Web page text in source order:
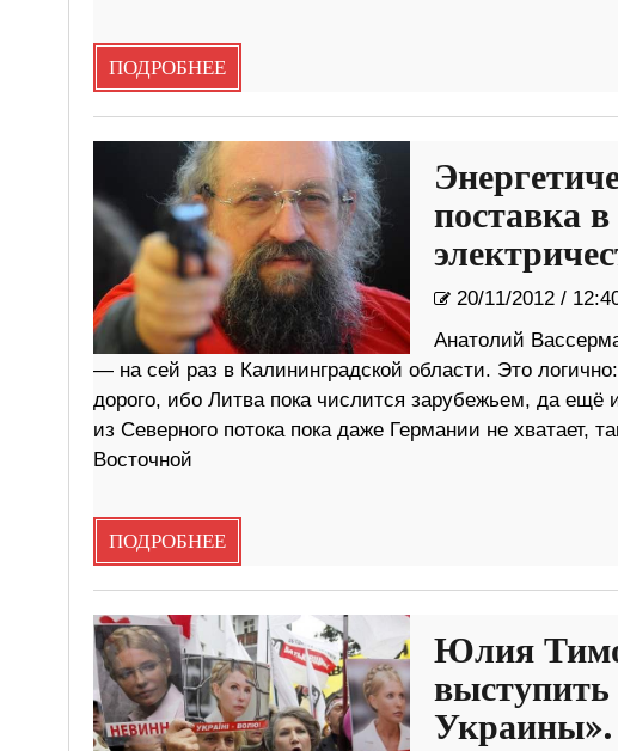
ПОДРОБНЕЕ
поставка
20/11/2012/
Анатолий
— на сей раз в Калининградской области. Это
дорого, ибо Литва пока числится зарубежьем, да
из Северного потока пока даже Германии не хватает,
Восточной
ПОДРОБНЕЕ
Юлия
Украины».